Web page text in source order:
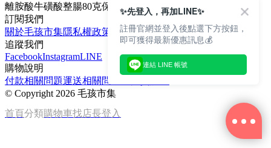
離胺酸牛磺酸整腸80克保護眼睛
訂閱我們
關於毛孩市集隱私權政策
文章
追蹤我們
FacebookInstagramLINE
購物說明
付款相關問題運送相關問題
© Copyright 2026 毛孩市集
首頁分類購物車找店長登入
✨先登入，再加LINE✨
註冊官網並登入後點選下方按鈕，
即可獲得最新優惠訊息💰
連結 LINE 帳號